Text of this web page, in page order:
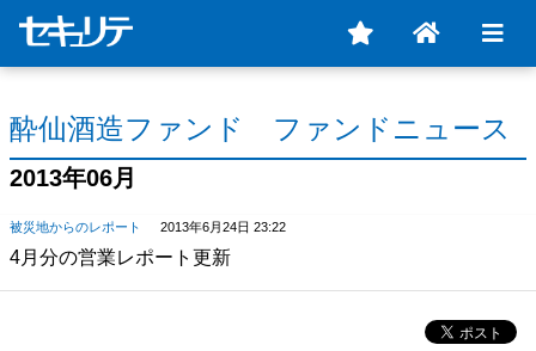
酔仙酒造ファンド ファンドニュース
2013年06月
被災地からのレポート 2013年6月24日 23:22
4月分の営業レポート更新